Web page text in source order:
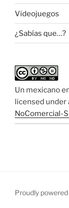
Videojuegos
¿Sabías que…?
Un mexicano
licensed under
NoComercial-
Proudly